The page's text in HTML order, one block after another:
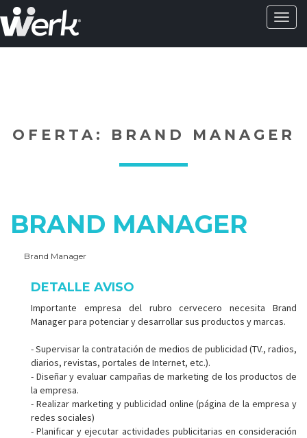
OFERTA: BRAND MANAGER
BRAND MANAGER
Brand Manager
DETALLE AVISO
Importante empresa del rubro cervecero necesita Brand
Manager para potenciar y desarrollar sus productos y marcas.
- Supervisar la contratación de medios de publicidad (TV., radios,
diarios, revistas, portales de Internet, etc.).
- Diseñar y evaluar campañas de marketing de los productos de
la empresa.
- Realizar marketing y publicidad online (página de la empresa y
redes sociales)
- Planificar y ejecutar actividades publicitarias en consideración